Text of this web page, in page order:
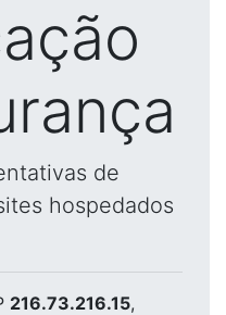
de
hospedados
216.73.216.15,